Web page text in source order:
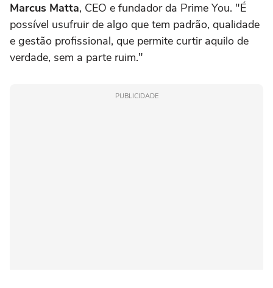
Marcus Matta, CEO e fundador da Prime You. "É
possível usufruir de algo que tem padrão, qualidade
e gestão profissional, que permite curtir aquilo de
verdade, sem a parte ruim."
PUBLICIDADE